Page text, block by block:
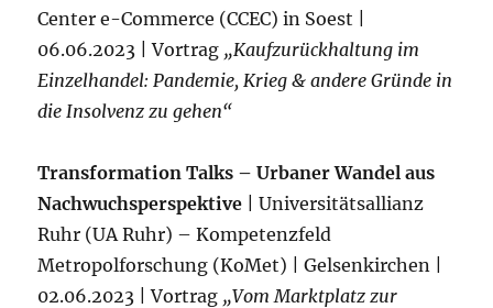
Center e-Commerce (CCEC) in Soest |
06.06.2023 | Vortrag „Kaufzurückhaltung im
Einzelhandel: Pandemie, Krieg & andere Gründe in
die Insolvenz zu gehen“
Transformation Talks – Urbaner Wandel aus
Nachwuchsperspektive | Universitätsallianz
Ruhr (UA Ruhr) – Kompetenzfeld
Metropolforschung (KoMet) | Gelsenkirchen |
02.06.2023 | Vortrag „Vom Marktplatz zur